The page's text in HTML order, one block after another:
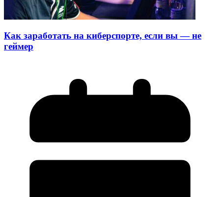
Как заработать на киберспорте, если вы — не
геймер